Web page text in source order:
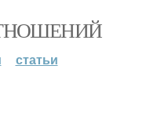
статьи